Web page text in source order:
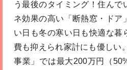
う最後のタイミング！住んで
ネ効果の高い「断熱窓・ドア
い日も冬の寒い日も快適な暮
費も抑えられ家計にも優しい
事業」では最大200万円（